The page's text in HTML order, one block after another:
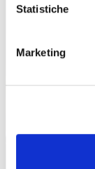
Statistiche
Marketing